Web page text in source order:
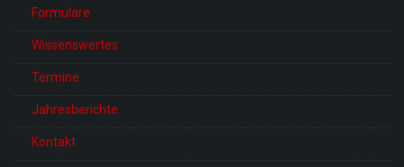
Formulare
Wissenswertes
Termine
Jahresberichte
Kontakt